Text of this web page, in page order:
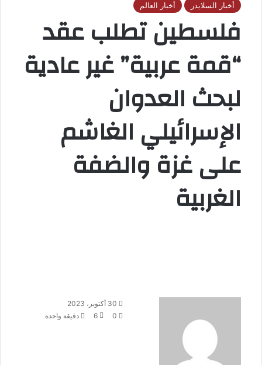
أخبار السلايدر أخبار العالم
فلسطين تطلب عقد
“قمة عربية” غير عادية
لبحث العدوان
الإسرائيلي الغاشم
على غزة والضفة
الغربية
30 أكتوبر، 2023
0
6 دقيقة واحدة